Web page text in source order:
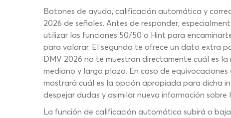
Botones de ayuda, calificación automática y
2026 de señales. Antes de responder,
utilizar las funciones 50/50 o Hint para
para valorar. El segundo te ofrece un dato extra
DMV 2026 no te muestran directamente cuál es
mediano y largo plazo. En caso de
mostrará cuál es la opción apropiada para dicha
despejar dudas y asimilar nueva información
La función de calificación automática subirá o